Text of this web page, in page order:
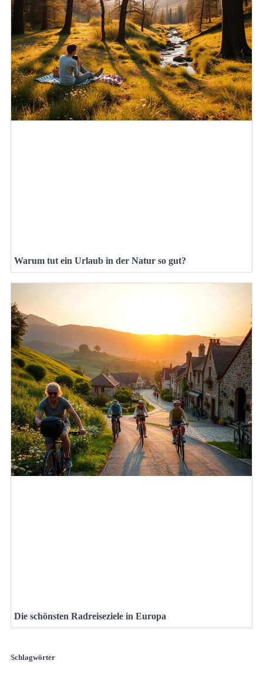
Warum tut ein Urlaub in der Natur so gut?
Die schönsten Radreiseziele in Europa
Schlagwörter